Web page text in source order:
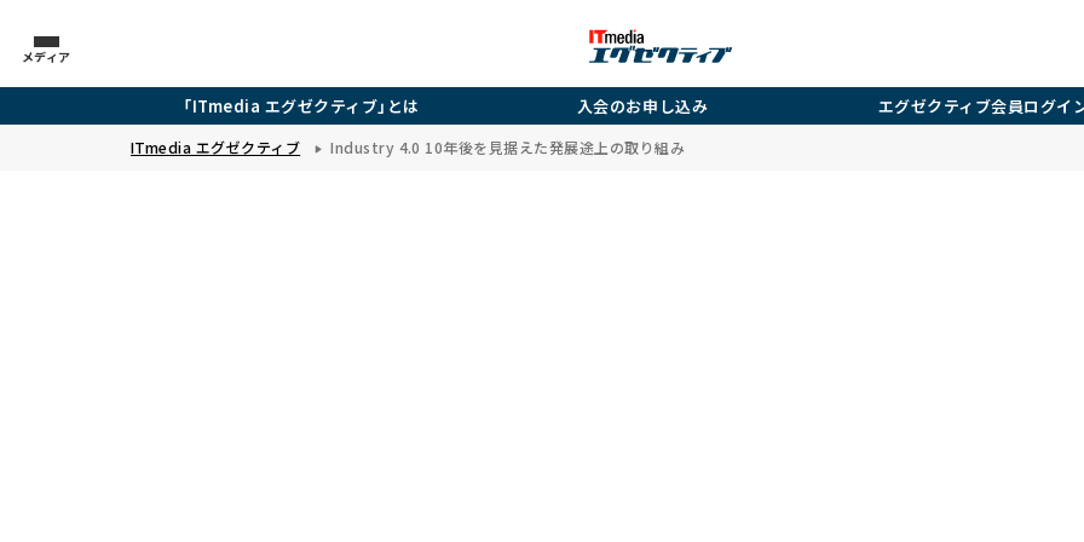
メディア
「ITmedia エグゼクティブ」とは 入会のお申し込み エグゼクティブ会員ログイ
ITmedia エグゼクティブ Industry 4.0 10年後を見据えた発展途上の取り組み